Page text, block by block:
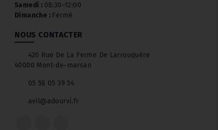
Samedi : 08:30–12:00
Dimanche : Fermé
NOUS CONTACTER
420 Rue De La Ferme De Larrouquère
40000 Mont-de-marsan
05 58 05 39 34
avil@adourvi.fr